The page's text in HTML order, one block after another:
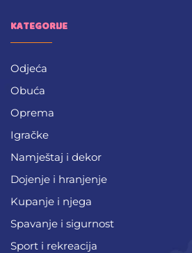
KATEGORIJE
Odjeća
Obuća
Oprema
Igračke
Namještaj i dekor
Dojenje i hranjenje
Kupanje i njega
Spavanje i sigurnost
Sport i rekreacija